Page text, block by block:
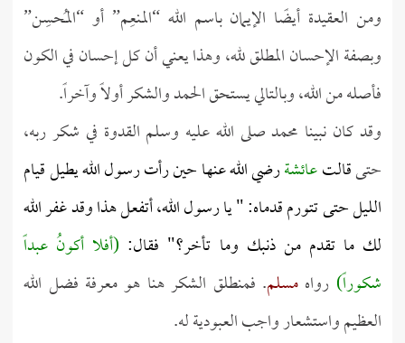
ومن العقيدة أيضًا الإيمان باسم الله “المنعِم” أو “المُحسِن”
وبصفة الإحسان المطلق لله، وهذا يعني أن كل إحسان في الكون
فأصله من الله، وبالتالي يستحق الحمد والشكر أولاً وآخراً.
وقد كان نبينا محمد صلى الله عليه وسلم القدوة في شكر ربه،
حتىقالتعائشةرضي الله عنها حين رأت رسول الله يطيل قيام
الليل حتى تتورم قدماه: "يا رسول الله، أتفعل هذا وقد غفر الله
لك ما تقدم من ذنبك وما تأخر؟" فقال: (أفلا أكونُ عبداً
شكوراً) رواهمسلم. فمنطلق الشكر هنا هو معرفة فضل الله
العظيم واستشعار واجب العبودية له.